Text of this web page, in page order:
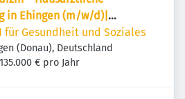
in Ehingen (m/w/d)|
für Gesundheit und Soziales
(Donau), Deutschland
€ pro Jahr